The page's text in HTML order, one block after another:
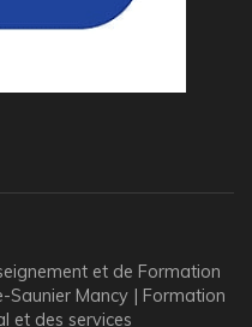
et de Formation
Saunier Mancy | Formation
et des services